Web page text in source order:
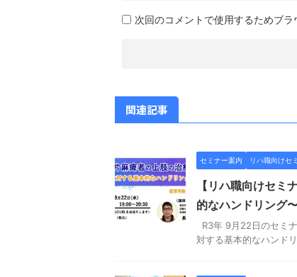
次回のコメントで使用するためブ
関連記事
セミナー案内 リハ職向けセ
【リハ職向けセミ
的なハンドリング
R3年 9月22日のセミ
対する基本的なハン